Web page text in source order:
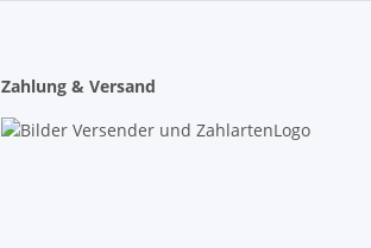
Zahlung & Versand